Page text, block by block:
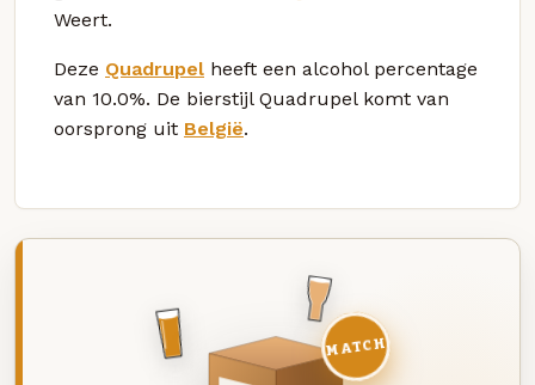
Weert.
Deze Quadrupel heeft een alcohol percentage
van 10.0%. De bierstijl Quadrupel komt van
oorsprong uit België.
MATCH